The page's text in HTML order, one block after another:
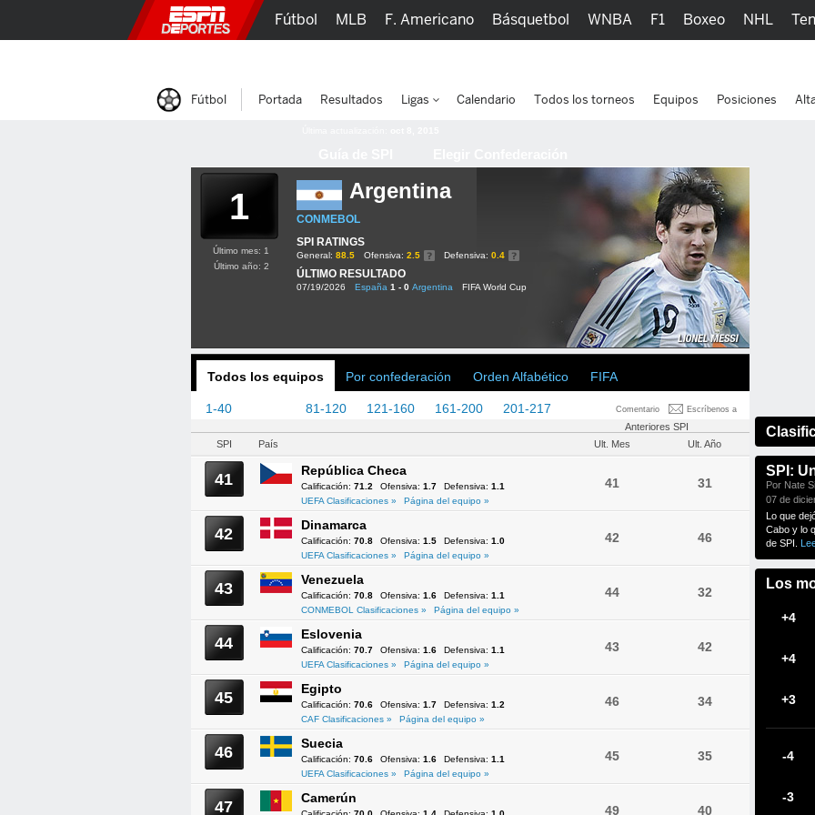
1 Argentina
CONMEBOL
SPI RATINGS
General: 88.5 Ofensiva: 2.5 Defensiva: 0.4
ÚLTIMO RESULTADO
07/19/2026 España 1 - 0 Argentina FIFA World Cup
Último mes: 1
Último año: 2
Todos los equipos Por confederación Orden Alfabético FIFA
Comentario Escríbenos a
1-40 81-120 121-160 161-200 201-217
Anteriores SPI
SPI
País Ult. Mes Ult. Año
41 República Checa
Calificación: 71.2 Ofensiva: 1.7 Defensiva: 1.1
UEFA Clasificaciones »
Página del equipo »
41 31
42 Dinamarca
Calificación: 70.8 Ofensiva: 1.5 Defensiva: 1.0
UEFA Clasificaciones »
Página del equipo »
42 46
43 Venezuela
Calificación: 70.8 Ofensiva: 1.6 Defensiva: 1.1
CONMEBOL Clasificaciones »
Página del equipo »
44 32
44 Eslovenia
Calificación: 70.7 Ofensiva: 1.6 Defensiva: 1.1
UEFA Clasificaciones »
Página del equipo »
43 42
45 Egipto
Calificación: 70.6 Ofensiva: 1.7 Defensiva: 1.2
CAF Clasificaciones »
Página del equipo »
46 34
46 Suecia
Calificación: 70.6 Ofensiva: 1.6 Defensiva: 1.1
UEFA Clasificaciones »
Página del equipo »
45 35
47 Camerún
49 40
SPI:
Por Nate
07 de
Lo que
Cabo y lo
de SPI.
Los
+4
+4
+3
-4
-3
Fútbol MLB F. Americano Básquetbol WNBA F1 Boxeo NHL
Fútbol Portada Resultados Ligas Calendario Todos los torneos Equipos Posiciones